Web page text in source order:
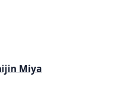
Miya